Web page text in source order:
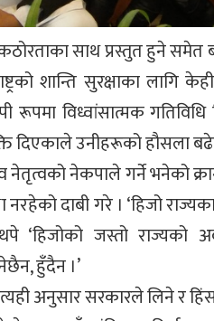
साथ प्रस्तुत हुने
शान्ति सुरक्षाका लागि
विध्वांसात्मक
दिएकाले उनीहरूको हौसला
नेतृत्वको नेकपाले गर्ने भनेको
दाबी गरे । ‘हिजो
‘हिजोको जस्तो
हुँदैन ।’
अनुसार सरकारले लिने र